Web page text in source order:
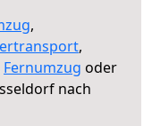
,
,
Fernumzug oder
nach